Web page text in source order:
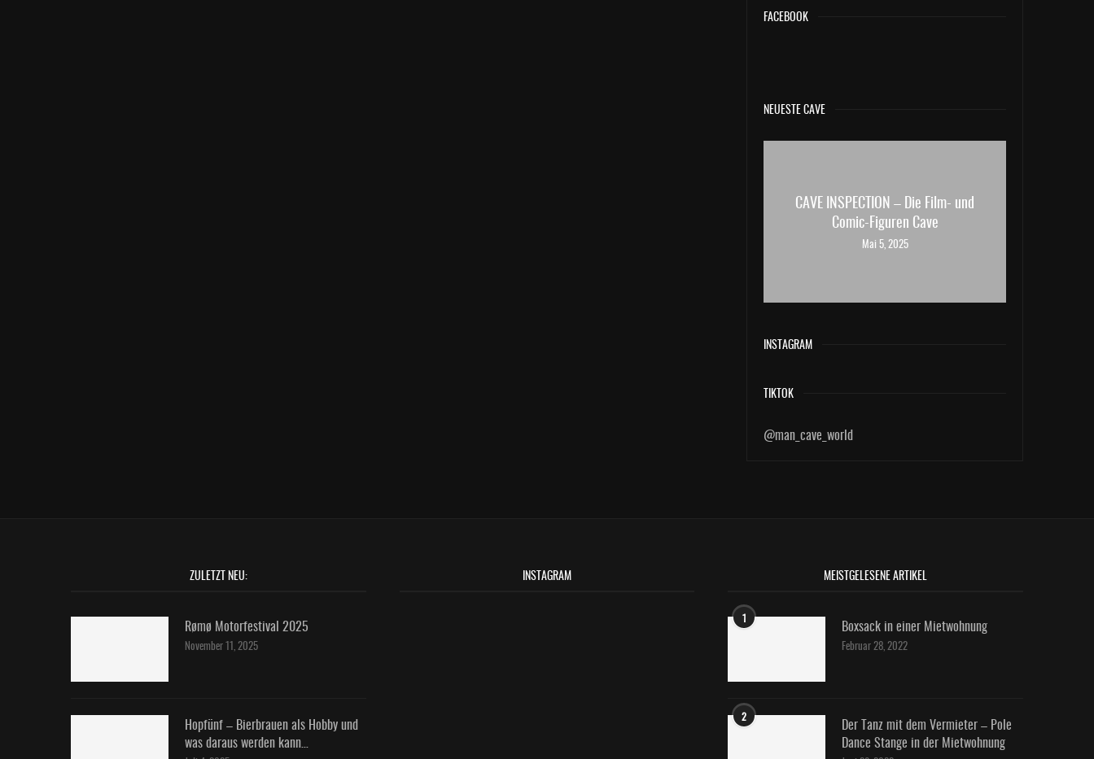
FACEBOOK
NEUESTE CAVE
CAVE INSPECTION – Die Film- und
Comic-Figuren Cave
Mai 5, 2025
INSTAGRAM
TIKTOK
@man_cave_world
ZULETZT NEU:
Rømø Motorfestival 2025
November 11, 2025
Hopfünf – Bierbrauen als Hobby und
was daraus werden kann…
INSTAGRAM MEISTGELESENE ARTIKEL
1 Boxsack in einer Mietwohnung
Februar 28, 2022
2
Der Tanz mit dem Vermieter – Pole
Dance Stange in der Mietwohnung